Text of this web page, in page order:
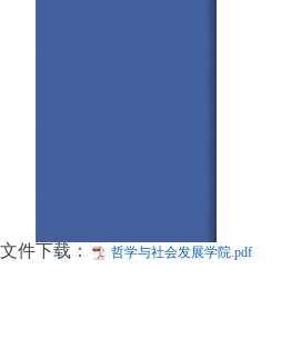
文件下载： 哲学与社会发展学院.pdf